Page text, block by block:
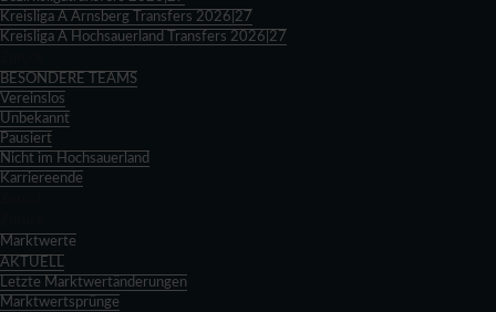
Kreisliga A Arnsberg Transfers 2026|27
Kreisliga A Hochsauerland Transfers 2026|27
BESONDERE TEAMS
Vereinslos
Unbekannt
Pausiert
Nicht im Hochsauerland
Karriereende
Marktwerte
AKTUELL
Letzte Marktwertänderungen
Marktwertsprünge